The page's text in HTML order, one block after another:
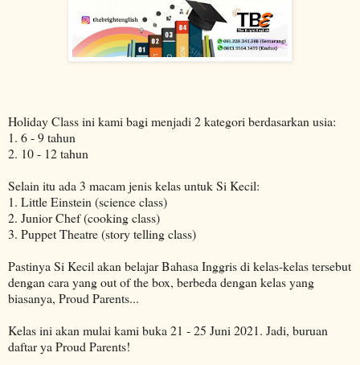
Holiday Class ini kami bagi menjadi 2 kategori berdasarkan usia:
1. 6 - 9 tahun
2. 10 - 12 tahun
Selain itu ada 3 macam jenis kelas untuk Si Kecil:
1. Little Einstein (science class)
2. Junior Chef (cooking class)
3. Puppet Theatre (story telling class)
Pastinya Si Kecil akan belajar Bahasa Inggris di kelas-kelas tersebut
dengan cara yang out of the box, berbeda dengan kelas yang
biasanya, Proud Parents...
Kelas ini akan mulai kami buka 21 - 25 Juni 2021. Jadi, buruan
daftar ya Proud Parents!